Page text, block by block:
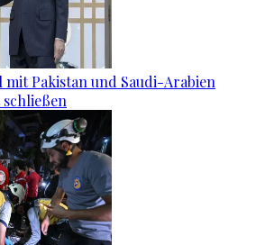
Pakistan und Saudi-Arabien